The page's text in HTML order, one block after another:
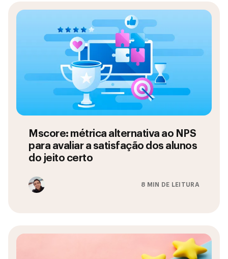
Mscore: métrica alternativa ao NPS
para avaliar a satisfação dos alunos
do jeito certo
8 MIN DE LEITURA